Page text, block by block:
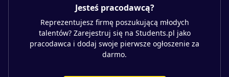
Jesteś pracodawcą?
Reprezentujesz firmę poszukującą młodych
talentów? Zarejestruj się na Students.pl jako
pracodawca i dodaj swoje pierwsze ogłoszenie za
darmo.